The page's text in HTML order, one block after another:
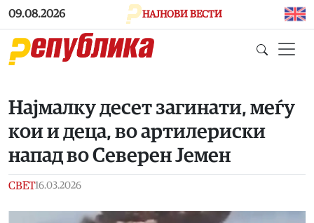
Skip to main content
09.08.2026 НАЈНОВИ ВЕСТИ
Најмалку десет загинати, меѓу
кои и деца, во артилериски
напад во Северен Јемен
СВЕТ16.03.2026